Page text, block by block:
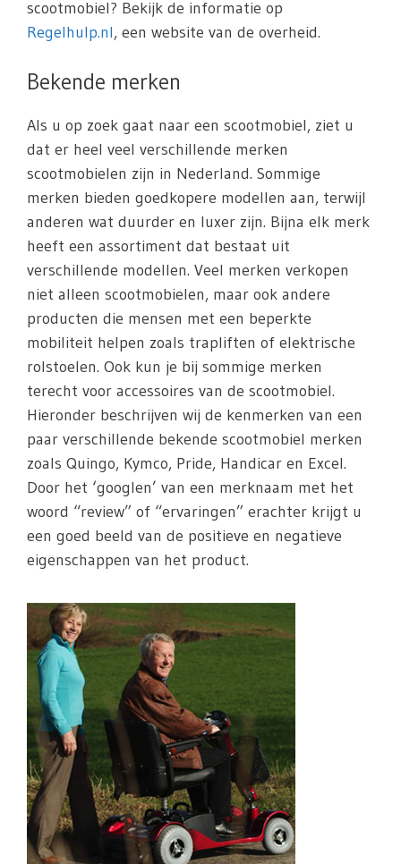
scootmobiel? Bekijk de informatie op
Regelhulp.nl, een website van de overheid.
Bekende merken
Als u op zoek gaat naar een scootmobiel, ziet u
dat er heel veel verschillende merken
scootmobielen zijn in Nederland. Sommige
merken bieden goedkopere modellen aan, terwijl
anderen wat duurder en luxer zijn. Bijna elk merk
heeft een assortiment dat bestaat uit
verschillende modellen. Veel merken verkopen
niet alleen scootmobielen, maar ook andere
producten die mensen met een beperkte
mobiliteit helpen zoals trapliften of elektrische
rolstoelen. Ook kun je bij sommige merken
terecht voor accessoires van de scootmobiel.
Hieronder beschrijven wij de kenmerken van een
paar verschillende bekende scootmobiel merken
zoals Quingo, Kymco, Pride, Handicar en Excel.
Door het ‘googlen’ van een merknaam met het
woord “review” of “ervaringen” erachter krijgt u
een goed beeld van de positieve en negatieve
eigenschappen van het product.